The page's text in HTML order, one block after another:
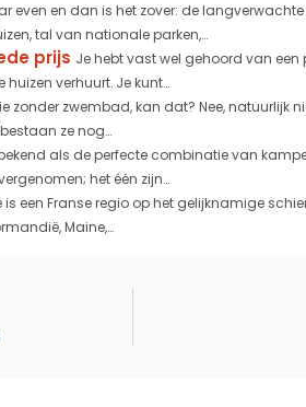
even en dan is het zover: de
tal van nationale parken,...
prijs Je hebt vast wel gehoord van een
verhuurt. Je kunt...
zonder zwembad, kan dat? Nee, natuurlijk
ze nog...
als de perfecte combinatie van
het één zijn...
is een Franse regio op het gelijknamige
Maine,...